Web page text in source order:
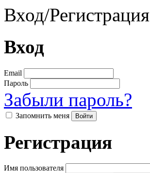
Вход/Регистрация
Вход
Email
Пароль
Забыли пароль?
Запомнить меня
Регистрация
Имя пользователя